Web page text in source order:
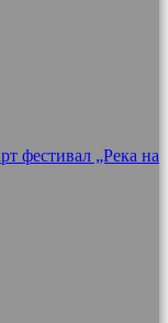
фестивал „Река на